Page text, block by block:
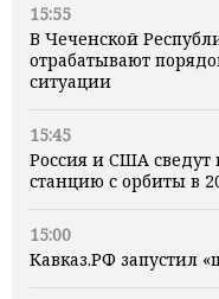
15:55
В Чеченской
отрабатывают
ситуации
15:45
Россия и США
станцию с орбиты в
15:00
Кавказ.РФ запустил